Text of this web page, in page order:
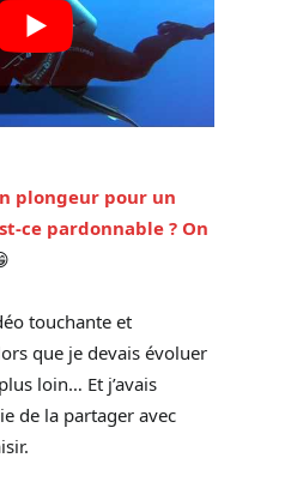
plongeur pour un
ce pardonnable ? On
touchante et
que je devais évoluer
loin… Et j’avais
de la partager avec